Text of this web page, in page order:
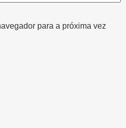
para a próxima vez